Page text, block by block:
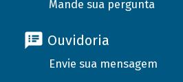
Mande sua pergunta
Ouvidoria
Envie sua mensagem